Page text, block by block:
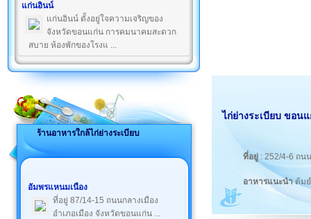
แก่นอินน์
แก่นอินน์ ตั้งอยู่ใจความเจริญของ
จังหวัดขอนแก่น การคมนาคมสะดวก
สบาย ห้องพักของโรงแ ...
ร้านอาหารใกล้ไก่ย่างระเบียบ
อัมพรแหนมเนือง
ที่อยู่ 87/14-15 ถนนกลางเมือง
อำเภอเมือง จังหวัดขอนแก่น ...
ไก่ย่างระเบียบ ขอน
ที่อยู่ : 252/4-6 ถน
อาหารแนะนำต้มย